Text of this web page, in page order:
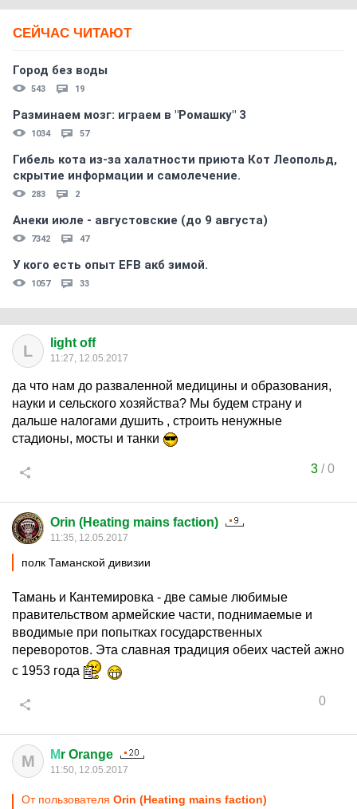
СЕЙЧАС ЧИТАЮТ
Город без воды
543 19
Разминаем мозг: играем в "Ромашку" 3
1034 57
Гибель кота из-за халатности приюта Кот Леопольд,
скрытиe информации и самолечение.
283 2
Анеки июле - августовские (до 9 августа)
7342 47
У кого есть опыт EFB акб зимой.
1057 33
L light off
11:27, 12.05.2017
да что нам до разваленной медицины и образования,
науки и сельского хозяйства? Мы будем страну и
дальше налогами душить , строить ненужные
стадионы, мосты и танки
3/0
Orin (Heating mains faction)
11:35, 12.05.2017
полк Таманской дивизии
Тамань и Кантемировка - две самые любимые
правительством армейские части, поднимаемые и
вводимые при попытках государственных
переворотов. Эта славная традиция обеих частей ажно
с 1953 года
0
М Мr Orange
11:50, 12.05.2017
От пользователя Orin (Heating mains faction)